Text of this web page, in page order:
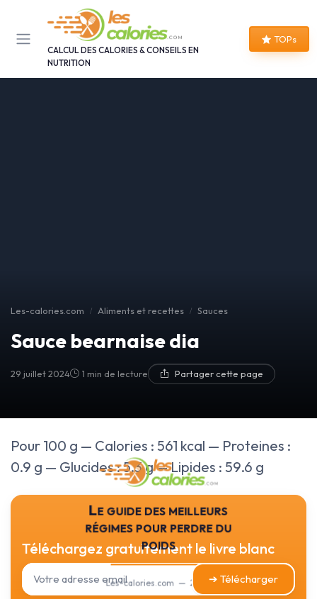
CALCUL DES CALORIES & CONSEILS EN
NUTRITION
TOPs
Les-calories.com Aliments et recettes Sauces
Sauce bearnaise dia
29 juillet 2024 1 min de lecture Partager cette page
Pour 100 g — Calories : 561 kcal — Proteines :
0.9 g — Glucides : 5.3 g — Lipides : 59.6 g
Le guide des meilleurs
régimes pour perdre du
poids
Les-calories.com — 2026
Téléchargez gratuitement le livre blanc
➔ Télécharger
Panneau de gestion des cookies